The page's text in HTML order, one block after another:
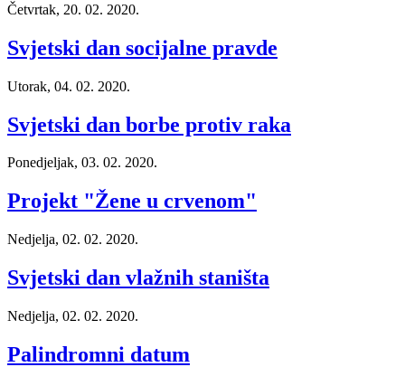
Četvrtak, 20. 02. 2020.
Svjetski dan socijalne pravde
Utorak, 04. 02. 2020.
Svjetski dan borbe protiv raka
Ponedjeljak, 03. 02. 2020.
Projekt "Žene u crvenom"
Nedjelja, 02. 02. 2020.
Svjetski dan vlažnih staništa
Nedjelja, 02. 02. 2020.
Palindromni datum